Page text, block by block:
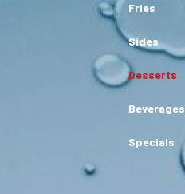
Fries
Sides
Desserts
Beverages
Specials